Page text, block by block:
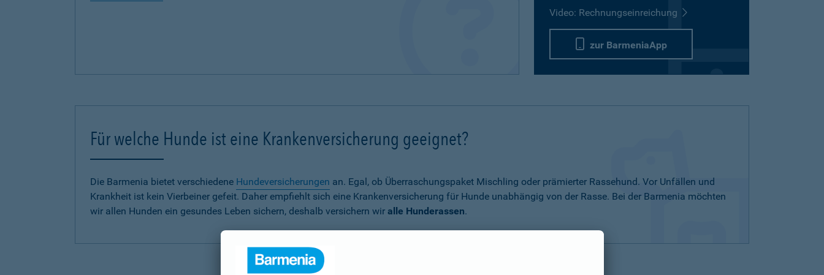
Video: Rechnungseinreichung
zur BarmeniaApp
Für welche Hunde ist eine Krankenversicherung geeignet?
Die Barmenia bietet verschiedene Hundeversicherungen an. Egal, ob Überraschungspaket Mischling oder prämierter Rassehund. Vor Unfällen und
Krankheit ist kein Vierbeiner gefeit. Daher empfiehlt sich eine Krankenversicherung für Hunde unabhängig von der Rasse. Bei der Barmenia möchten
wir allen Hunden ein gesundes Leben sichern, deshalb versichern wir alle Hunderassen.